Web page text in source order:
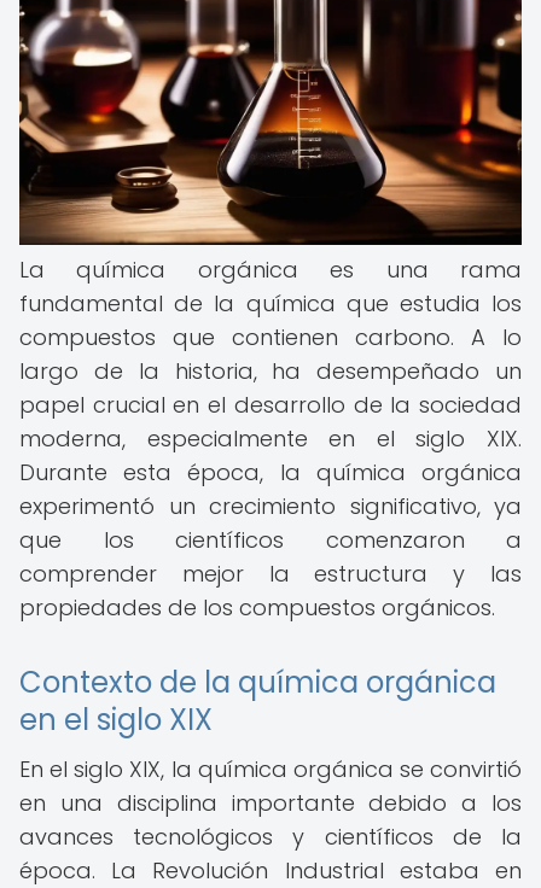
La química orgánica es una rama
fundamental de la química que estudia los
compuestos que contienen carbono. A lo
largo de la historia, ha desempeñado un
papel crucial en el desarrollo de la sociedad
moderna, especialmente en el siglo XIX.
Durante esta época, la química orgánica
experimentó un crecimiento significativo, ya
que los científicos comenzaron a
comprender mejor la estructura y las
propiedades de los compuestos orgánicos.
Contexto de la química orgánica
en el siglo XIX
En el siglo XIX, la química orgánica se convirtió
en una disciplina importante debido a los
avances tecnológicos y científicos de la
época. La Revolución Industrial estaba en